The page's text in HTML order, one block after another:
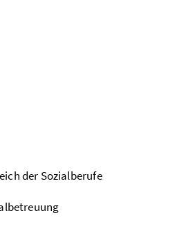
der Sozialberufe